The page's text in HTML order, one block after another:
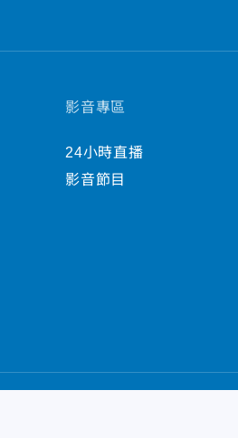
影音專區
24小時直播
影音節目